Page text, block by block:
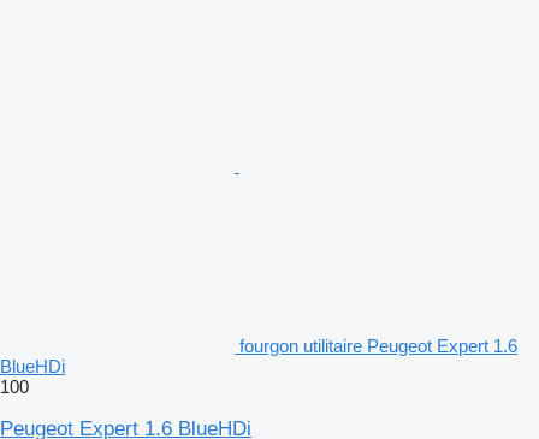
fourgon utilitaire Peugeot Expert 1.6
BlueHDi
100
Peugeot Expert 1.6 BlueHDi